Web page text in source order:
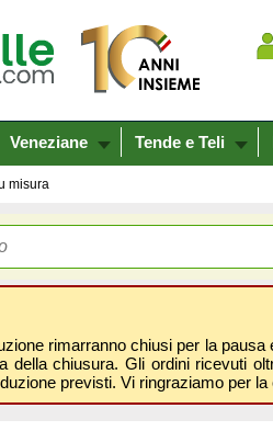
Veneziane Tende e Teli
misura
rimarranno chiusi per la
della chiusura. Gli ordini ricevuti
previsti. Vi ringraziamo per